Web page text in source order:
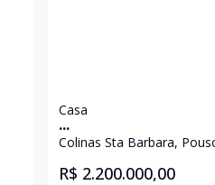
Casa
...
Colinas Sta Barbara,
R$ 2.200.000,00